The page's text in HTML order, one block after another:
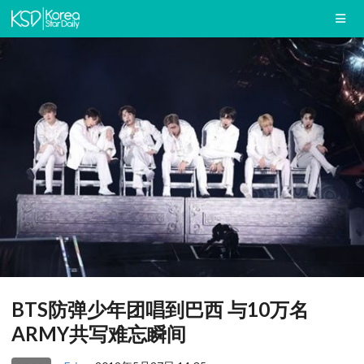
BTS防弹少年团唱到巴西 与10万名
ARMY共写难忘瞬间